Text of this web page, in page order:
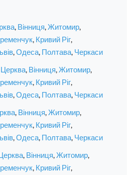
, Вінниця,Житомир,
, Кривий Ріг,
,Одеса, Полтава, Черкаси
Церква, Вінниця,Житомир,
, Кривий Ріг,
,Одеса, Полтава, Черкаси
, Вінниця,Житомир,
, Кривий Ріг,
,Одеса, Полтава, Черкаси
, Вінниця,Житомир,
, Кривий Ріг,